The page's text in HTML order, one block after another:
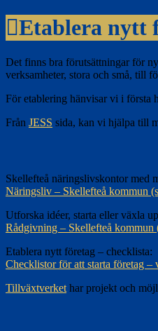
Etablera nytt
Det finns bra förutsättningar för
verksamheter, stora och små, till
För etablering hänvisar vi i första
Från JESS sida, kan vi hjälpa till
Skellefteå näringslivskontor med
Näringsliv – Skellefteå kommun
Utforska idéer, starta eller växla
Rådgivning – Skellefteå kommun
Etablera nytt företag – checklista:
Checklistor för att starta företag –
Tillväxtverket har projekt och